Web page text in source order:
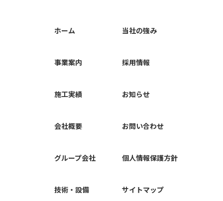
ホーム
事業案内
施工実績
会社概要
グループ会社
技術・設備
当社の強み
採用情報
お知らせ
お問い合わせ
個人情報保護方針
サイトマップ